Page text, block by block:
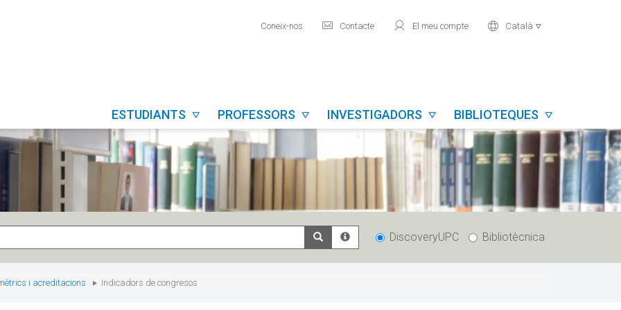
Coneix-nos mail Contacte user El meu compte world Català 
ESTUDIANTS  PROFESSORS  INVESTIGADORS  BIBLIOTEQUES 
DiscoveryUPC Bibliotècnica
i acreditacions Indicadors de congresos